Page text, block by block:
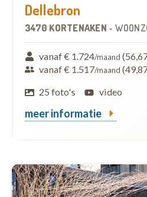
Dellebron
3470 KORTENAKEN -
vanaf € 1.724/maand
vanaf € 1.517/maand
25 foto's
video
meer informatie